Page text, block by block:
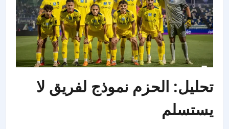
تحليل: الحزم نموذج لفريق لا
يستسلم